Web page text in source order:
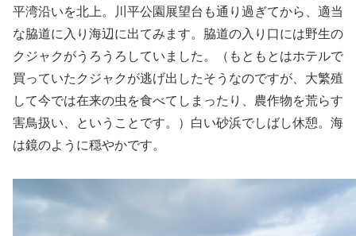
平湾沿いを北上。川平公園展望台も通り過ぎてから、適当
な脇道に入り海辺に出てみます。脇道の入り口には野生の
クジャクがうろうろしていました。（もともとはホテルで
買っていたクジャクが逃げ出したそうなのですが、大繁殖
して今では在来の虫を食べてしまったり、農作物を荒らす
害鳥扱い、ということです。）白い砂浜でしばし休憩。海
は鏡のように穏やかです。